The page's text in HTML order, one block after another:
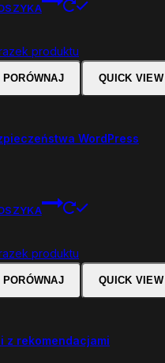
PORÓWNAJ QUICK VIEW
WordPress
PORÓWNAJ QUICK VIEW
z rekomendacjami